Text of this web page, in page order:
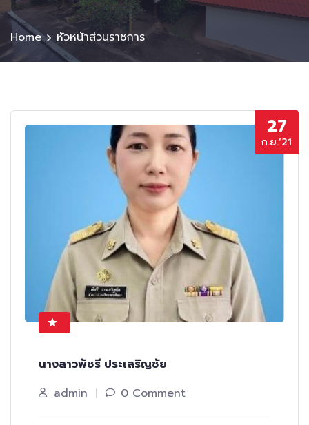
Home หัวหน้าส่วนราชการ
27
ก.ย.’21
นางสาวพัชรี ประเสริญชัย
admin
0 Comment